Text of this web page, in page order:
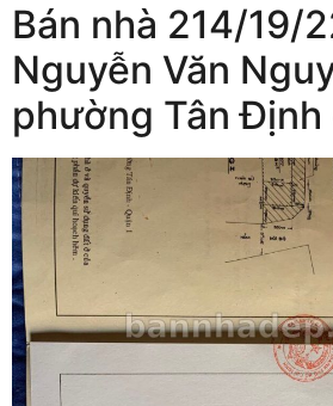
Bán nhà 214/19/
Nguyễn Văn
phường Tân Định